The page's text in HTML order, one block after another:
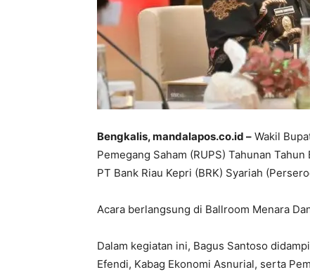
Bengkalis, mandalapos.co.id – Wakil
Pemegang Saham (RUPS) Tahunan
PT Bank Riau Kepri (BRK) Syariah
Acara berlangsung di Ballroom Menara
Dalam kegiatan ini, Bagus Santoso
Efendi, Kabag Ekonomi Asnurial, serta